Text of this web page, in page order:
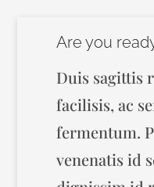
Are you
Duis sagittis
facilisis, ac
fermentum.
venenatis id